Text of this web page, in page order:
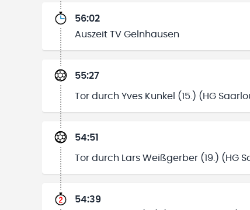
56:02
Auszeit TV Gelnhausen
55:27
Tor durch Yves Kunkel (15.) (HG
54:51
Tor durch Lars Weißgerber (19.) (HG
54:39